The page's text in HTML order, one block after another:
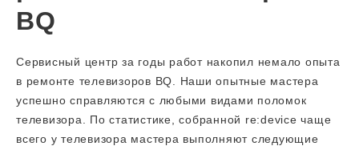
BQ
Сервисный центр за годы работ накопил немало опыта
в ремонте телевизоров BQ. Наши опытные мастера
успешно справляются с любыми видами поломок
телевизора. По статистике, собранной re:device чаще
всего у телевизора мастера выполняют следующие